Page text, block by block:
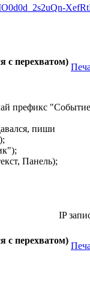
с перехватом)
префикс
пиши
Панель);
IP
с перехватом)